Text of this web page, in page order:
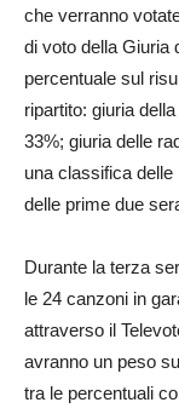
che verranno
di voto della Giuria
percentuale sul
ripartito: giuria
33%; giuria delle
una classifica
delle prime due
Durante la terza
le 24 canzoni in
attraverso il
avranno un peso
tra le percentuali